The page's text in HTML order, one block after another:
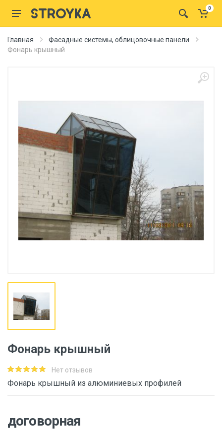
0
Главная
Фасадные системы, облицовочные панели
Фонарь крышный
Фонарь крышный
Нет отзывов
Фонарь крышный из алюминиевых профилей
договорная